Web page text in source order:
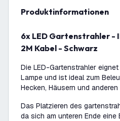
Produktinformationen
6x LED Gartenstrahler - IP65 - 3W - 2700K -
2M Kabel - Schwarz
Die LED-Gartenstrahler
Lampe und ist ideal zum
Hecken, Häusern und
Das Platzieren des
da sich am unteren Ende eine